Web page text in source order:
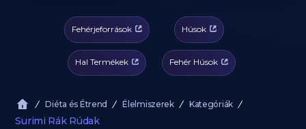
Fehérjeforrások Húsok
Hal Termékek Fehér Húsok
Diéta és Étrend Élelmiszerek Kategóriák
Surimi Rák Rúdak